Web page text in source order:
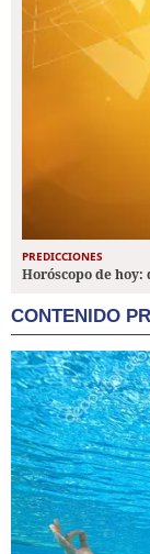
PREDICCIONES
Horóscopo de hoy:
CONTENIDO